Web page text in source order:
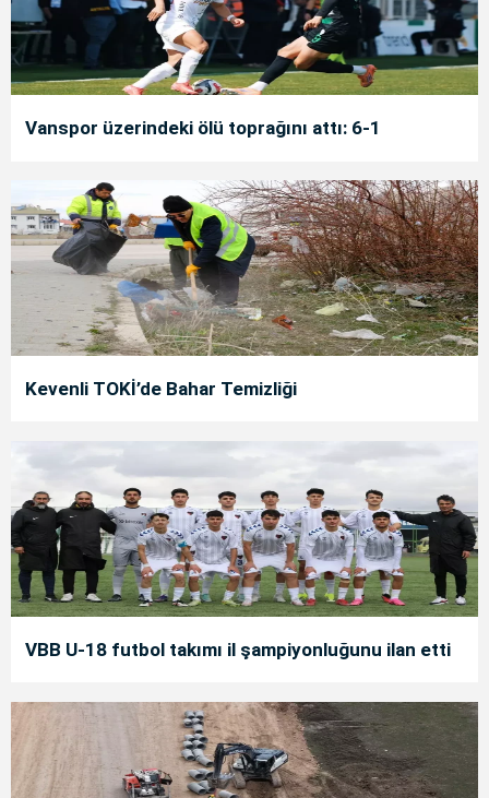
Vanspor üzerindeki ölü toprağını attı: 6-1
Kevenli TOKİ’de Bahar Temizliği
VBB U-18 futbol takımı il şampiyonluğunu ilan etti